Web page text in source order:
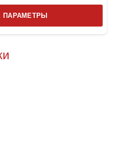
ПАРАМЕТРЫ
товар